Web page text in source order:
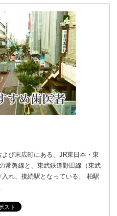
び末広町にある、JR東日本・東
常磐線と、東武鉄道野田線（東武
れ、接続駅となっている。 柏駅